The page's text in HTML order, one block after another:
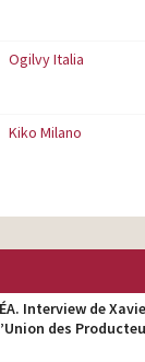
Ogilvy Italia
Kiko Milano
Interview de
des